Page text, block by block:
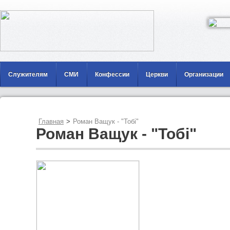
Служителям СМИ Конфессии Церкви Организации
Главная > Роман Ващук - "Тобі"
Роман Ващук - "Тобі"